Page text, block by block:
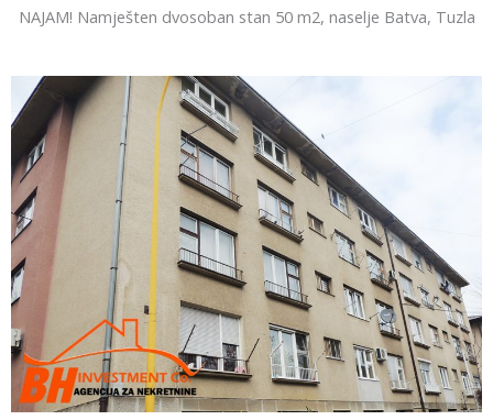
NAJAM! Namješten dvosoban stan 50 m2, naselje Batva, Tuzla